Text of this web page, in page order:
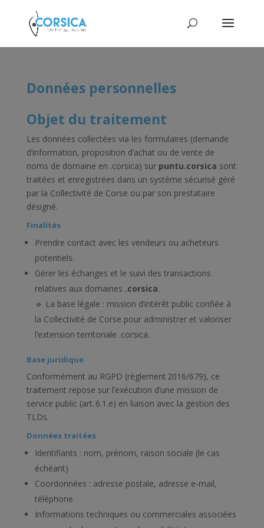
Données personnelles
Objet du traitement
Les données collectées via les formulaires (demande
d’information, proposition d’achat ou de vente de
noms de domaine en .corsica) sur puntu.corsica sont
traitées et enregistrées dans un système sécurisé géré
par la Collectivité de Corse ou par son prestataire
désigné.
Finalités
Prendre contact avec les vendeurs ou acheteurs
potentiels.
Gérer les échanges et le suivi des transactions
relatives aux domaines .corsica.
🔹 La base légale : mission d’intérêt public confiée à
la Collectivité de Corse pour administrer et valoriser
l’extension territoriale .corsica.
Base juridique
Conformément au RGPD (règlement 2016/679), ce
traitement repose sur l’exécution d’une mission de
service public (art. 6.1.e) en liaison avec la gestion des
TLDs.
Données traitées
Identifiants : nom, prénom, raison sociale (le cas
échéant)
Coordonnées : adresse postale, adresse e‑mail,
téléphone
Informations techniques ou commerciales associées